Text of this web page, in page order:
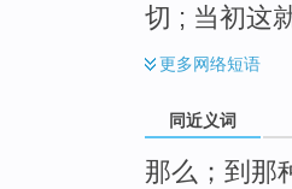
切 ; 当初这
更多网络短语
同近义词
那么；到那